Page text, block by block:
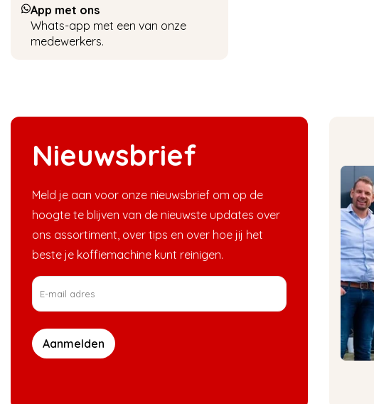
App met ons
Whats-app met een van onze
medewerkers.
Nieuwsbrief
Meld je aan voor onze nieuwsbrief om op de
hoogte te blijven van de nieuwste updates over
ons assortiment, over tips en over hoe jij het
beste je koffiemachine kunt reinigen.
Aanmelden